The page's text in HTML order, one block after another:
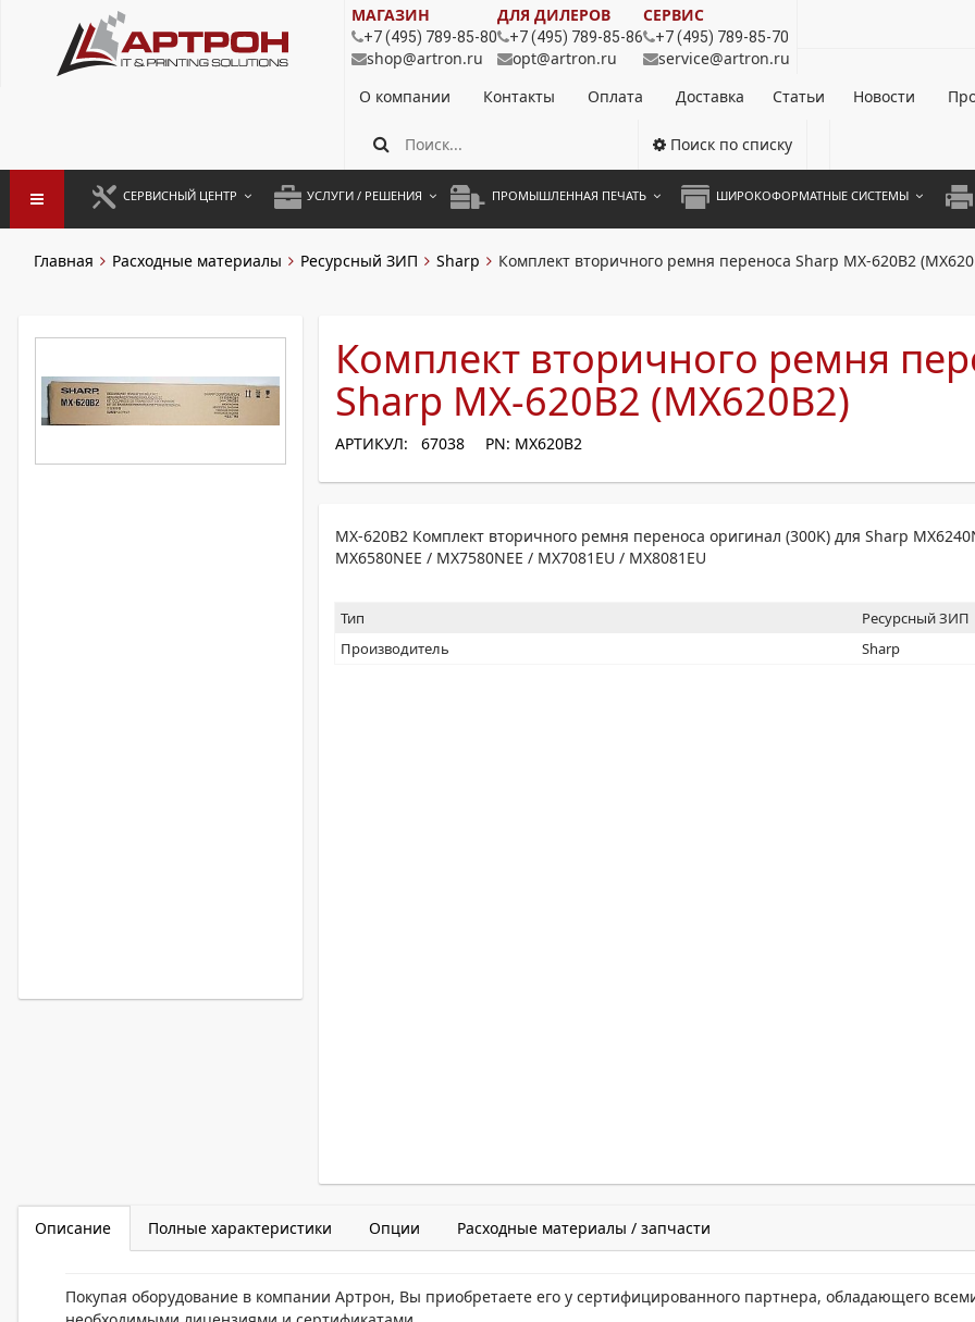
МАГАЗИН
+7 (495) 789-85-80
shop@artron.ru
ДЛЯ ДИЛЕРОВ
+7 (495) 789-85-86
opt@artron.ru
СЕРВИС
+7 (495) 789-85-70
service@artron.ru
О компании
Контакты Оплата Доставка Статьи Новости
Поиск по списку
СЕРВИСНЫЙ ЦЕНТР
ПРОФИЛАКТИКА И ТО
УСЛУГИ / РЕШЕНИЯ
АРЕНДА ОБОРУДОВАНИЯ
ПРОМЫШЛЕННАЯ ПЕЧАТЬ ШИРОКОФОРМАТНЫЕ СИСТЕМЫ
А4
Главная Расходные материалы Ресурсный ЗИП Sharp Комплект вторичного ремня переноса Sharp MX-620B2
Комплект вторичного ремня
Sharp MX-620B2 (MX620B2)
АРТИКУЛ: 67038 PN: MX620B2
MX-620B2 Комплект вторичного ремня переноса оригинал (300K) для Sharp
MX6580NEE / MX7580NEE / MX7081EU / MX8081EU
Тип
Ресурсный ЗИП
Производитель
Sharp
Описание Полные характеристики Опции Расходные материалы / запчасти
Покупая оборудование в компании Артрон, Вы приобретаете его у сертифицированного партнера, обладающего